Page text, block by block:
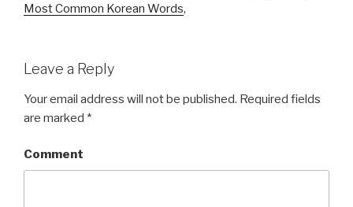
Most Common Korean Words,
Leave a Reply
Your email address will not be published. Required fields
are marked *
Comment